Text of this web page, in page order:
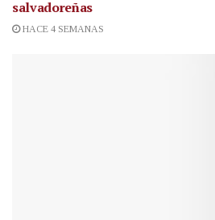
salvadoreñas
HACE 4 SEMANAS